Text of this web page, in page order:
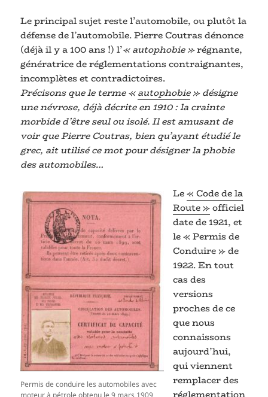
Le principal sujet reste l’automobile, ou plutôt la
défense de l’automobile. Pierre Coutras dénonce
(déjà il y a 100 ans !) l’« autophobie »régnante,
génératrice de réglementations contraignantes,
incomplètes et contradictoires.
Précisons que le terme «autophobie» désigne
une névrose, déjà décrite en 1910 : la crainte
morbide d’être seul ou isolé. Il est amusant de
voir que Pierre Coutras, bien qu’ayant étudié le
grec, ait utilisé ce mot pour désigner la phobie
des automobiles…
Permis de conduire les automobiles avec
moteur à pétrole obtenu le 9 mars 1909
Le« Code de la
Route »officiel
date de 1921, et
le « Permis de
Conduire » de
1922. En tout
cas des
versions
proches de ce
que nous
connaissons
aujourd’hui,
qui viennent
remplacer des